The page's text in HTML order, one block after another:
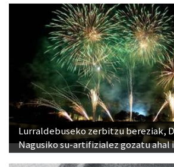
Lurraldebuseko zerbitzu bereziak,
Nagusiko su-artifizialez gozatu ahal